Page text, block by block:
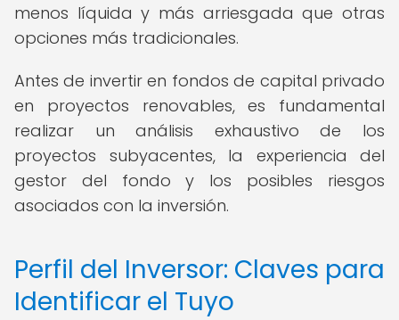
menos líquida y más arriesgada que otras
opciones más tradicionales.
Antes de invertir en fondos de capital privado
en proyectos renovables, es fundamental
realizar un análisis exhaustivo de los
proyectos subyacentes, la experiencia del
gestor del fondo y los posibles riesgos
asociados con la inversión.
Perfil del Inversor: Claves para
Identificar el Tuyo